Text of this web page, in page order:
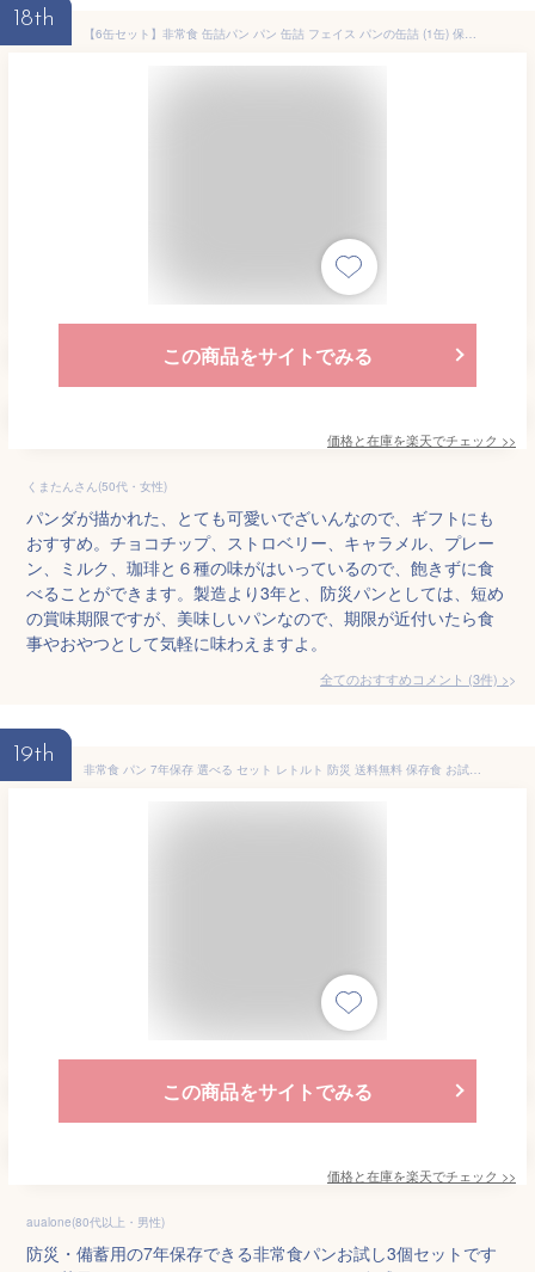
18th
【6缶セット】非常食 缶詰パン パン 缶詰 フェイス パンの缶詰 (1缶) 保存食 備蓄 防災グッズ 防災 長期保存 ギフト ハラール チョコチップ ハラール認証 パンダ 缶パン 缶 パン チョコ ストロベリー ミルク キャラメル プレーン
この商品をサイトでみる
価格と在庫を楽天でチェック >>
くまたんさん(50代・女性)
パンダが描かれた、とても可愛いでざいんなので、ギフトにも
おすすめ。チョコチップ、ストロベリー、キャラメル、プレー
ン、ミルク、珈琲と６種の味がはいっているので、飽きずに食
べることができます。製造より3年と、防災パンとしては、短め
の賞味期限ですが、美味しいパンなので、期限が近付いたら食
事やおやつとして気軽に味わえますよ。
全てのおすすめコメント (3件) >
19th
非常食 パン 7年保存 選べる セット レトルト 防災 送料無料 保存食 お試し お菓子 美味しい 長期保存 缶詰以外 5年超 子供 菓子パン 防災グッズ パウチ袋 チョコ ミルク メープル ブルーベリー 備蓄食 車載 地震 備え 食料 保育園 幼稚園 学校 会社 高齢者 グリーンケミー
この商品をサイトでみる
価格と在庫を楽天でチェック >>
aualone(80代以上・男性)
防災・備蓄用の7年保存できる非常食パンお試し3個セットです